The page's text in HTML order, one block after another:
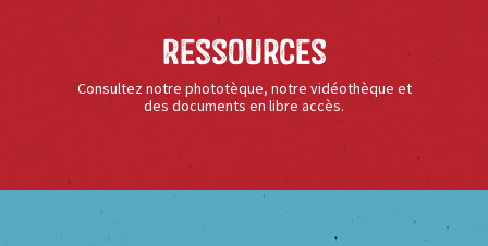
Ressources
Consultez notre phototèque, notre vidéothèque et
des documents en libre accès.